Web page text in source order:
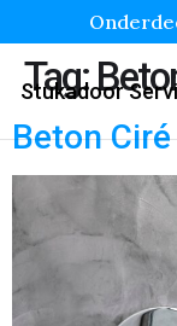
Stukadoor
Tag:
Beton